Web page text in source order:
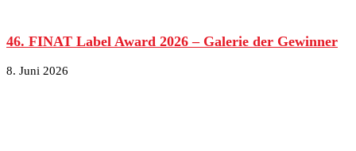
46. FINAT Label Award 2026 – Galerie der Gewinner
8. Juni 2026